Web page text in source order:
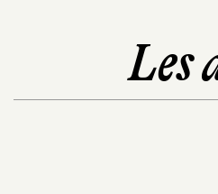
Les